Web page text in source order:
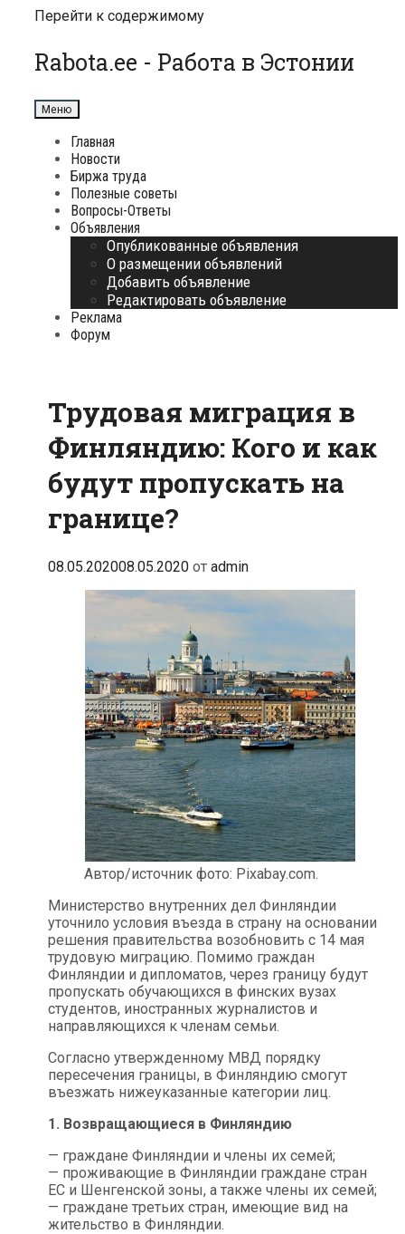
Перейти к содержимому
Rabota.ee - Работа в Эстонии
Меню
Главная
Новости
Биржа труда
Полезные советы
Вопросы-Ответы
Объявления
Опубликованные объявления
О размещении объявлений
Добавить объявление
Редактировать объявление
Реклама
Форум
Трудовая миграция в
Финляндию: Кого и как
будут пропускать на
границе?
08.05.202008.05.2020 от admin
Автор/источник фото: Pixabay.com.
Министерство внутренних дел Финляндии
уточнило условия въезда в страну на основании
решения правительства возобновить с 14 мая
трудовую миграцию. Помимо граждан
Финляндии и дипломатов, через границу будут
пропускать обучающихся в финских вузах
студентов, иностранных журналистов и
направляющихся к членам семьи.
Согласно утвержденному МВД порядку
пересечения границы, в Финляндию смогут
въезжать нижеуказанные категории лиц.
1. Возвращающиеся в Финляндию
— граждане Финляндии и члены их семей;
— проживающие в Финляндии граждане стран
ЕС и Шенгенской зоны, а также члены их семей;
— граждане третьих стран, имеющие вид на
жительство в Финляндии.